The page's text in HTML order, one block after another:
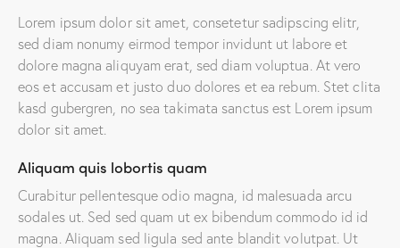
Lorem ipsum dolor sit amet, consetetur sadipscing elitr,
sed diam nonumy eirmod tempor invidunt ut labore et
dolore magna aliquyam erat, sed diam voluptua. At vero
eos et accusam et justo duo dolores et ea rebum. Stet clita
kasd gubergren, no sea takimata sanctus est Lorem ipsum
dolor sit amet.
Aliquam quis lobortis quam
Curabitur pellentesque odio magna, id malesuada arcu
sodales ut. Sed sed quam ut ex bibendum commodo id id
magna. Aliquam sed ligula sed ante blandit volutpat. Ut